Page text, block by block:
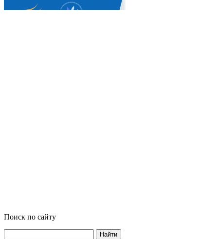
Поиск по сайту
Найти